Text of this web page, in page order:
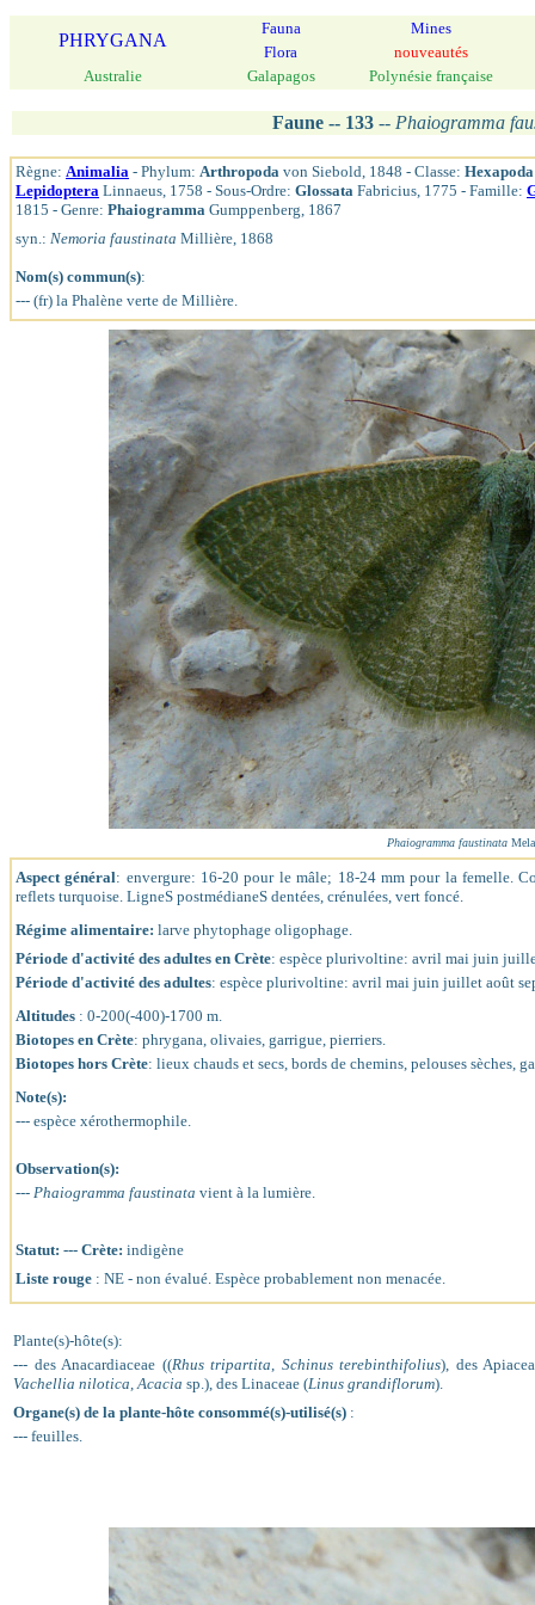
PHRYGANA
Fauna
Mines
Flora
nouveautés
Australie
Galapagos Polynésie française
Faune -- 133 -- Phaiogramma
Règne: Animalia - Phylum: Arthropoda von Siebold, 1848 - Classe: Hexapoda
Lepidoptera Linnaeus, 1758 - Sous-Ordre: Glossata Fabricius, 1775 - Famille:
1815 - Genre: Phaiogramma Gumppenberg, 1867
syn.: Nemoria faustinata Millière, 1868
Nom(s) commun(s):
--- (fr) la Phalène verte de Millière.
Phaiogramma faustinata
Aspect général: envergure: 16-20 pour le mâle; 18-24 mm pour la femelle.
reflets turquoise. LigneS postmédianeS dentées, crénulées, vert foncé.
Régime alimentaire: larve phytophage oligophage.
Période d'activité des adultes en Crète: espèce plurivoltine: avril mai juin
Période d'activité des adultes: espèce plurivoltine: avril mai juin juillet août
Altitudes : 0-200(-400)-1700 m.
Biotopes en Crète: phrygana, olivaies, garrigue, pierriers.
Biotopes hors Crète: lieux chauds et secs, bords de chemins, pelouses sèches,
Note(s):
--- espèce xérothermophile.
Observation(s):
--- Phaiogramma faustinata vient à la lumière.
Statut: --- Crète: indigène
Liste rouge : NE - non évalué. Espèce probablement non menacée.
Plante(s)-hôte(s):
--- des Anacardiaceae ((Rhus tripartita, Schinus terebinthifolius), des
Vachellia nilotica,Acacia sp.), des Linaceae (Linus grandiflorum).
Organe(s) de la plante-hôte consommé(s)-utilisé(s) :
--- feuilles.